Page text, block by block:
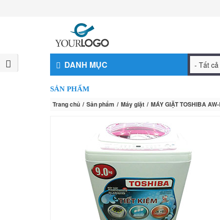
DANH MỤC
SẢN PHẨM
Trang chủ Sản phẩm Máy giặt MÁY GIẶT TOSHIBA